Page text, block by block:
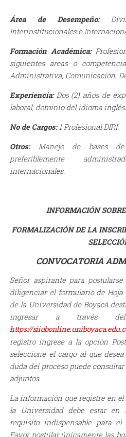
Área de Desempeño:
Interinstitucionales e
Formación Académica:
siguientes áreas o
Administrativa, Comunicación,
Experiencia: Dos (2) años de
laboral, dominio del idioma inglés.
No de Cargos:1 Profesional DIRI.
Otros:
Manejo de bases
preferiblemente
internacionales.
INFORMACIÓN
FORMALIZACIÓN DE LA
CONVOCATORIA
Señor aspirante para
diligenciar el formulario de
de la Universidad de Boyacá
ingresar a través
https://
registro ingrese a la opción
seleccione el cargo al que
duda del proceso puede
adjuntos.
La información que registre en
la Universidad debe estar en
requisito indispensable para
Favor postular únicamente las